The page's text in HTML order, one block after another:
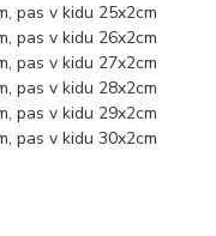
pas v kidu 25x2cm
pas v kidu 26x2cm
pas v kidu 27x2cm
pas v kidu 28x2cm
pas v kidu 29x2cm
pas v kidu 30x2cm